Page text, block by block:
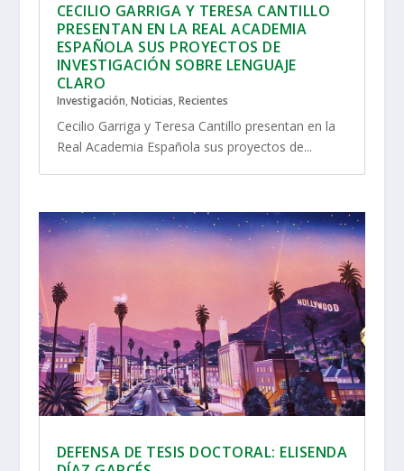
CECILIO GARRIGA Y TERESA CANTILLO
PRESENTAN EN LA REAL ACADEMIA
ESPAÑOLA SUS PROYECTOS DE
INVESTIGACIÓN SOBRE LENGUAJE
CLARO
Investigación, Noticias, Recientes
Cecilio Garriga y Teresa Cantillo presentan en la
Real Academia Española sus proyectos de...
DEFENSA DE TESIS DOCTORAL: ELISENDA